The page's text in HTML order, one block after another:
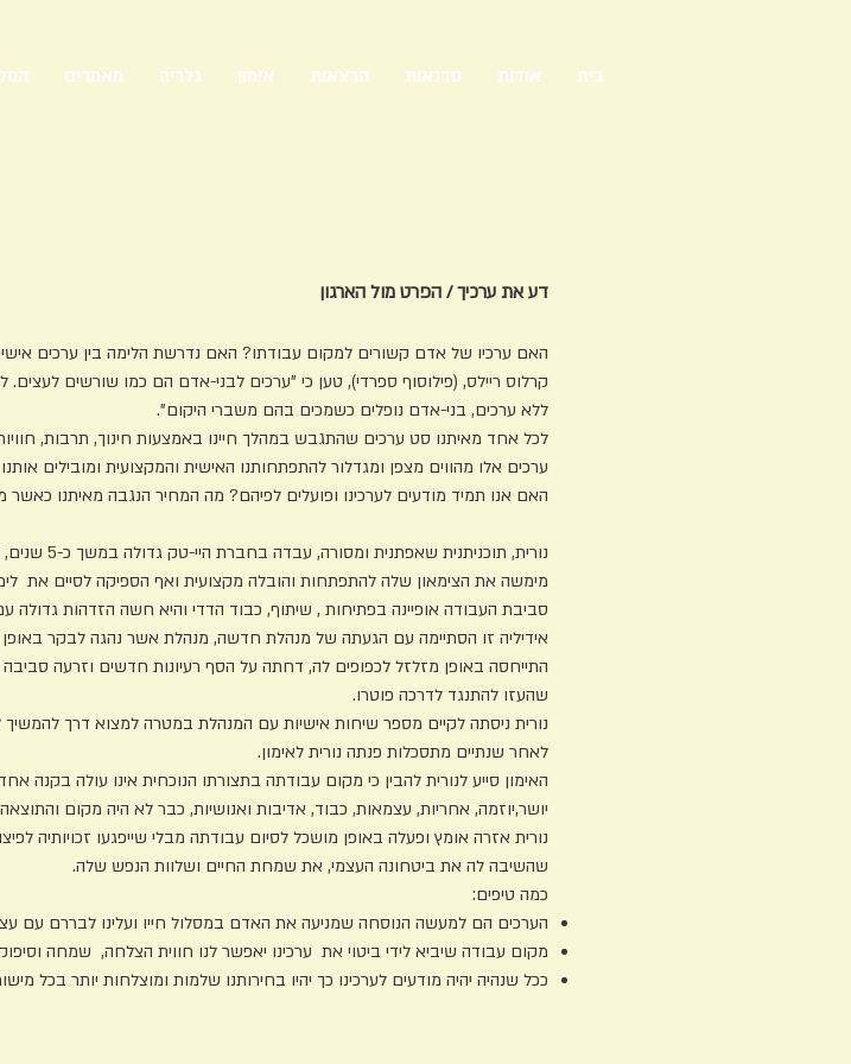
בית אודות סדנאות הרצאות אימון גלריה מאמרים
דע את ערכיך / הפרט מול הארגון
האם ערכיו של אדם קשורים למקום עבודתו? האם נדרשת הלימה בין
קרלוס ריילס, (פילוסוף ספרדי), טען כי "ערכים לבני-אדם הם כמו שורשים
ללא ערכים, בני-אדם נופלים כשמכים בהם משברי היקום".
לכל אחד מאיתנו סט ערכים שהתגבש במהלך חיינו באמצעות חינוך, תרבות,
ערכים אלו מהווים מצפן ומגדלור להתפתחותנו האישית
האם אנו תמיד מודעים לערכינו ופועלים לפיהם? מה המחיר
נורית, תוכניתנית שאפתנית ומסורה, עבדה בחברת היי-טק גדולה במשך כ-5 שנים, נהנתה מאוד מעבודתה, חשה סיפוק, הערכה,
מימשה את הצימאון שלה להתפתחות והובלה מקצועית ואף הספיקה לסיים את
סביבת העבודה אופיינה בפתיחות , שיתוף, כבוד הדדי והיא חשה הזדהות גדולה
אידיליה זו הסתיימה עם הגעתה של מנהלת חדשה, מנהלת אשר נהגה לבקר
התייחסה באופן מזלזל לכפופים לה, דחתה על הסף רעיונות חדשים וזרעה
שהעזו להתנגד לדרכה
נורית ניסתה לקיים מספר שיחות אישיות עם המנהלת במטרה למצוא דרך
לאחר שנתיים מתסכלות פנתה נורית לאימון.
האימון סייע לנורית להבין כי מקום עבודתה בתצורתו הנוכחית אינו עולה בקנה
יושר,יוזמה, אחריות, עצמאות, כבוד, אדיבות ואנושיות, כבר לא היה מקום
נורית אזרה אומץ ופעלה באופן מושכל לסיום עבודתה מבלי שייפגעו זכויותיה
שהשיבה לה את ביטחונה העצמי, את שמחת החיים ושלוות הנפש שלה.
כמה טיפים:
הערכים הם למעשה הנוסחה שמניעה את האדם במסלול חייו ועלינו לבררם עם
מקום עבודה שיביא לידי ביטוי את ערכינו יאפשר לנו חווית הצלחה, שמחה
ככל שנהיה יהיה מודעים לערכינו כך יהיו בחירותנו שלמות ומוצלחות יותר בכל